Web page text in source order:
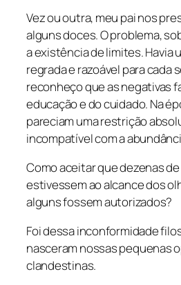
Vez ou outra, meu pai nos
alguns doces. O problema,
a existência de limites. Havia
regrada e razoável para cada
reconheço que as negativas
educação e do cuidado. Na
pareciam uma restrição
incompatível com a
Como aceitar que dezenas
estivessem ao alcance dos
alguns fossem autorizados?
Foi dessa inconformidade
nasceram nossas pequenas
clandestinas.